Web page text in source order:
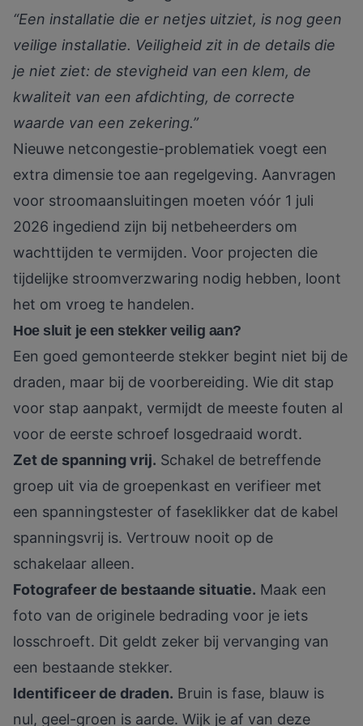
“Een installatie die er netjes uitziet, is nog geen
veilige installatie. Veiligheid zit in de details die
je niet ziet: de stevigheid van een klem, de
kwaliteit van een afdichting, de correcte
waarde van een zekering.”
Nieuwe netcongestie-problematiek voegt een
extra dimensie toe aan regelgeving. Aanvragen
voor stroomaansluitingen moeten vóór 1 juli
2026 ingediend zijn bij netbeheerders om
wachttijden te vermijden. Voor projecten die
tijdelijke stroomverzwaring nodig hebben, loont
het om vroeg te handelen.
Hoe sluit je een stekker veilig aan?
Een goed gemonteerde stekker begint niet bij de
draden, maar bij de voorbereiding. Wie dit stap
voor stap aanpakt, vermijdt de meeste fouten al
voor de eerste schroef losgedraaid wordt.
Zet de spanning vrij. Schakel de betreffende
groep uit via de groepenkast en verifieer met
een spanningstester of faseklikker dat de kabel
spanningsvrij is. Vertrouw nooit op de
schakelaar alleen.
Fotografeer de bestaande situatie. Maak een
foto van de originele bedrading voor je iets
losschroeft. Dit geldt zeker bij vervanging van
een bestaande stekker.
Identificeer de draden. Bruin is fase, blauw is
nul, geel-groen is aarde. Wijk je af van deze